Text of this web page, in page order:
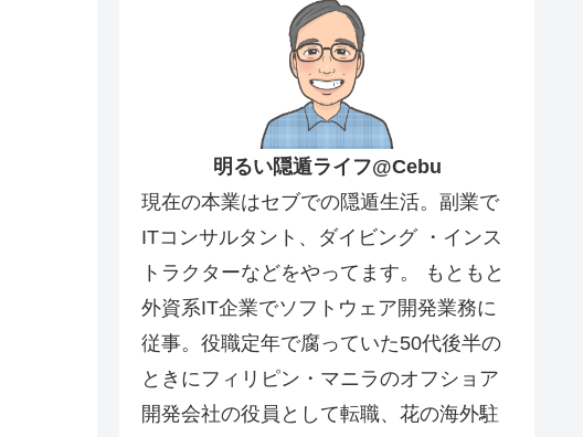
明るい隠遁ライフ@Cebu
現在の本業はセブでの隠遁生活。副業で
ITコンサルタント、ダイビング ・インス
トラクターなどをやってます。 もともと
外資系IT企業でソフトウェア開発業務に
従事。役職定年で腐っていた50代後半の
ときにフィリピン・マニラのオフショア
開発会社の役員として転職、花の海外駐